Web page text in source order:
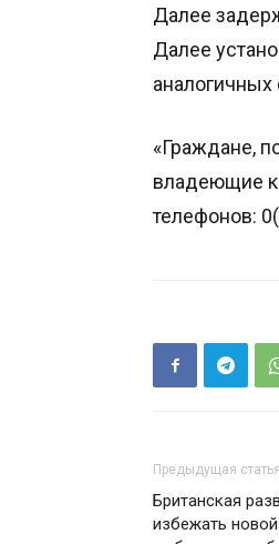
Далее
Далее
аналогичных
«Граждане,
владеющие
телефонов:
Предыдущая статья
Британская
избежать